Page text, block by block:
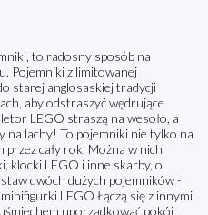
to radosny sposób na
Pojemniki z limitowanej
starej anglosaskiej tradycji
aby odstraszyć wędrujące
LEGO straszą na wesoło, a
na lachy! To pojemniki nie tylko na
przez cały rok. Można w nich
klocki LEGO i inne skarby, o
dwóch dużych pojemników -
LEGO Łączą się z innymi
uporządkować pokój